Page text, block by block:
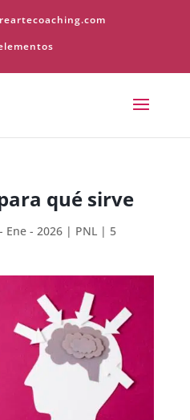
qué sirve
Ene - 2026| PNL| 5